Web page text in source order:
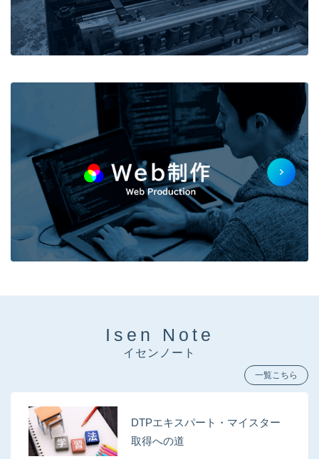
Isen Note
イセンノート
一覧こちら
DTPエキスパート・マイスター
取得への道